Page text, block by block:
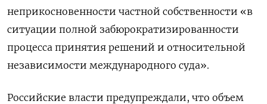
неприкосновенности частной собственности «в
ситуации полной забюрократизированности
процесса принятия решений и относительной
независимости международного суда».
Российские власти предупреждали, что объем